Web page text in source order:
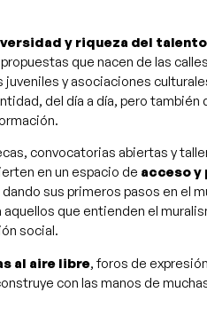
y riqueza del
que nacen de las
y asociaciones
del día a día, pero también
convocatorias abiertas y
en un espacio de acceso
sus primeros pasos en el
aquellos que entienden el
social.
al aire libre, foros de
con las manos de